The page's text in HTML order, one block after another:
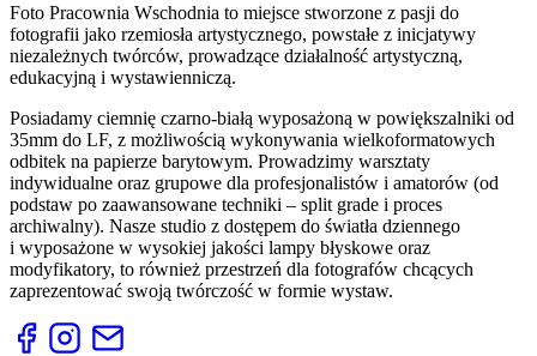
Foto Pracownia Wschodnia to miejsce stworzone z pasji do
fotografii jako rzemiosła artystycznego, powstałe z inicjatywy
niezależnych twórców, prowadzące działalność artystyczną,
edukacyjną i wystawienniczą.
Posiadamy ciemnię czarno-białą wyposażoną w powiększalniki od
35mm do LF, z możliwością wykonywania wielkoformatowych
odbitek na papierze barytowym. Prowadzimy warsztaty
indywidualne oraz grupowe dla profesjonalistów i amatorów (od
podstaw po zaawansowane techniki – split grade i proces
archiwalny). Nasze studio z dostępem do światła dziennego
i wyposażone w wysokiej jakości lampy błyskowe oraz
modyfikatory, to również przestrzeń dla fotografów chcących
zaprezentować swoją twórczość w formie wystaw.